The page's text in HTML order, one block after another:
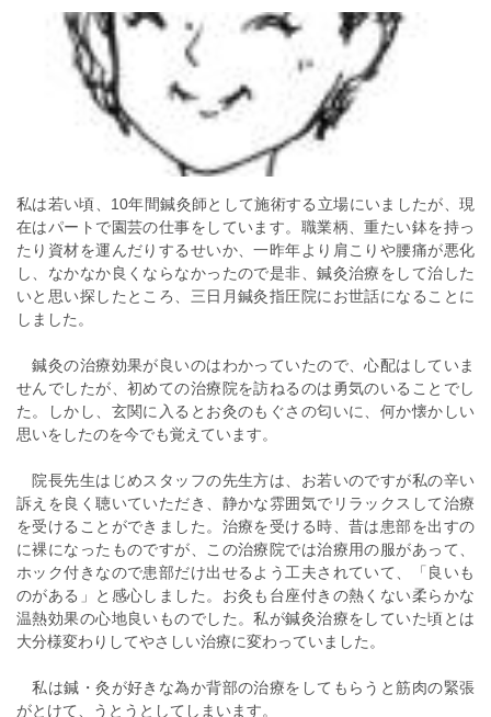
私は若い頃、10年間鍼灸師として施術する立場にいましたが、現
在はパートで園芸の仕事をしています。職業柄、重たい鉢を持っ
たり資材を運んだりするせいか、一昨年より肩こりや腰痛が悪化
し、なかなか良くならなかったので是非、鍼灸治療をして治した
いと思い探したところ、三日月鍼灸指圧院にお世話になることに
しました。
鍼灸の治療効果が良いのはわかっていたので、心配はしていま
せんでしたが、初めての治療院を訪ねるのは勇気のいることでし
た。しかし、玄関に入るとお灸のもぐさの匂いに、何か懐かしい
思いをしたのを今でも覚えています。
院長先生はじめスタッフの先生方は、お若いのですが私の辛い
訴えを良く聴いていただき、静かな雰囲気でリラックスして治療
を受けることができました。治療を受ける時、昔は患部を出すの
に裸になったものですが、この治療院では治療用の服があって、
ホック付きなので患部だけ出せるよう工夫されていて、「良いも
のがある」と感心しました。お灸も台座付きの熱くない柔らかな
温熱効果の心地良いものでした。私が鍼灸治療をしていた頃とは
大分様変わりしてやさしい治療に変わっていました。
私は鍼・灸が好きな為か背部の治療をしてもらうと筋肉の緊張
がとけて、うとうとしてしまいます。